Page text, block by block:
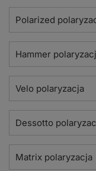
Polarized
Hammer
Velo polaryzacja
Dessotto
Matrix polaryzacja